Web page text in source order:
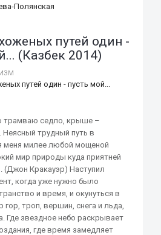
Полянская
путей один -
(Казбек 2014)
трамваю седло, крыше –
Неясный трудный путь в
меня милее любой мощеной
мир природы куда приятней
(Джон Кракауэр) Наступил
когда уже нужно было
и время, и окунуться в
троп, вершин, снега и льда,
Где звездное небо раскрывает
где время замедляет